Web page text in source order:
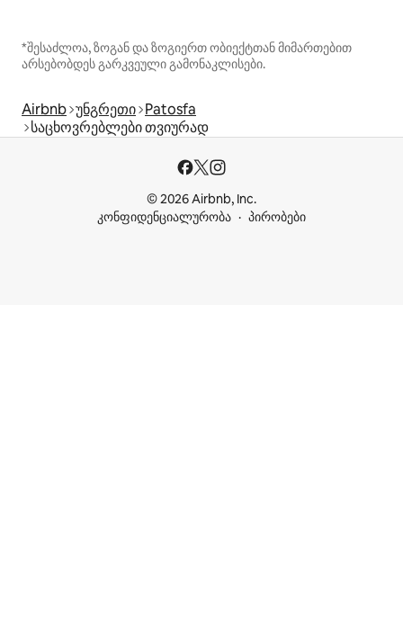
*შესაძლოა, ზოგან და ზოგიერთ ობიექტთან მიმართებით
არსებობდეს გარკვეული გამონაკლისები.
Airbnb უნგრეთი Patosfa
საცხოვრებლები თვიურად
© 2026 Airbnb, Inc.
კონფიდენციალურობა
პირობები